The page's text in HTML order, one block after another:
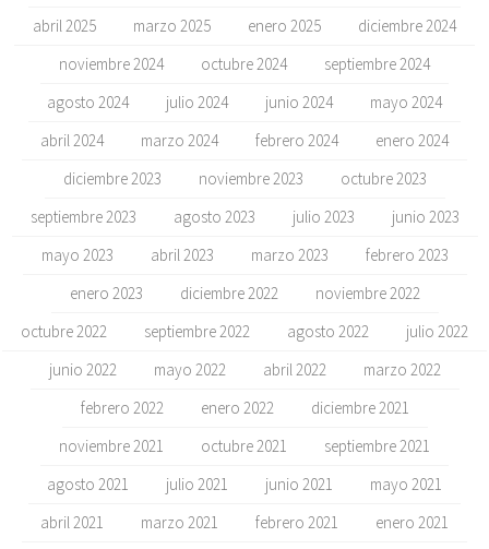
abril 2025
marzo 2025 enero 2025
diciembre 2024
noviembre 2024
octubre 2024
septiembre 2024
agosto 2024
julio 2024 junio 2024
mayo 2024
abril 2024
marzo 2024 febrero 2024
enero 2024
diciembre 2023
noviembre 2023
octubre 2023
septiembre 2023
agosto 2023 julio 2023
junio 2023
mayo 2023
abril 2023 marzo 2023
febrero 2023
enero 2023
diciembre 2022
noviembre 2022
octubre 2022
septiembre 2022 agosto 2022
julio 2022
junio 2022
mayo 2022 abril 2022
marzo 2022
febrero 2022
enero 2022
diciembre 2021
noviembre 2021
octubre 2021
septiembre 2021
agosto 2021
julio 2021 junio 2021
mayo 2021
abril 2021
marzo 2021 febrero 2021
enero 2021